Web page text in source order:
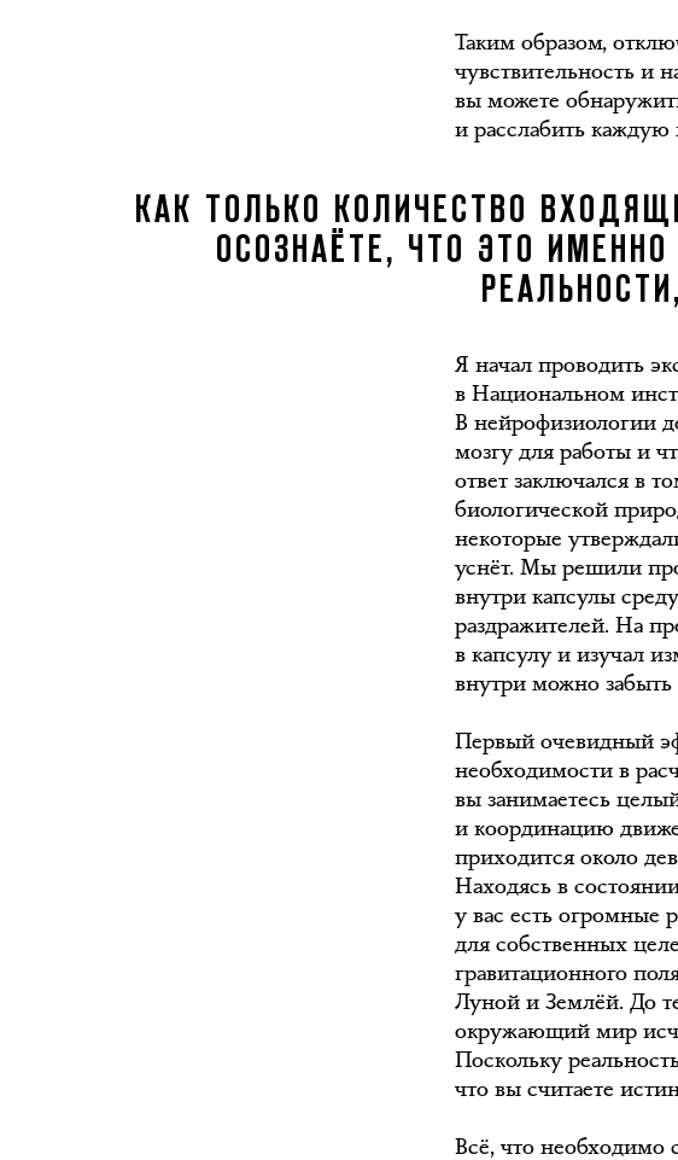
Таким образом,
чувствительность и
вы можете
и расслабить
КАК ТОЛЬКО КОЛИЧЕСТВО
ОСОЗНАЁТЕ, ЧТО ЭТО
Я начал проводить
в Национальном
В нейрофизиологии
мозгу для работы и
ответ заключался в
биологической
некоторые
уснёт. Мы решили
внутри капсулы
раздражителей. На
в капсулу и изучал
внутри можно забыть
Первый очевидный
необходимости в
вы занимаетесь
и координацию
приходится около
Находясь в
у вас есть огромные
для собственных
гравитационного
Луной и Землёй. До
окружающий мир
Поскольку
что вы считаете
Всё, что необходимо